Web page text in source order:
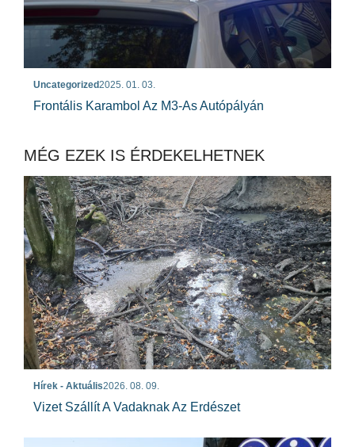
Uncategorized2025. 01. 03.
Frontális Karambol Az M3-As Autópályán
MÉG EZEK IS ÉRDEKELHETNEK
Hírek - Aktuális2026. 08. 09.
Vizet Szállít A Vadaknak Az Erdészet